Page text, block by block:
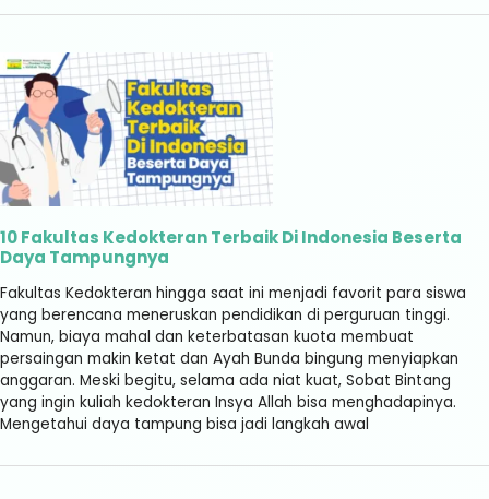
10 Fakultas Kedokteran Terbaik Di Indonesia Beserta
Daya Tampungnya
Fakultas Kedokteran hingga saat ini menjadi favorit para siswa
yang berencana meneruskan pendidikan di perguruan tinggi.
Namun, biaya mahal dan keterbatasan kuota membuat
persaingan makin ketat dan Ayah Bunda bingung menyiapkan
anggaran. Meski begitu, selama ada niat kuat, Sobat Bintang
yang ingin kuliah kedokteran Insya Allah bisa menghadapinya.
Mengetahui daya tampung bisa jadi langkah awal